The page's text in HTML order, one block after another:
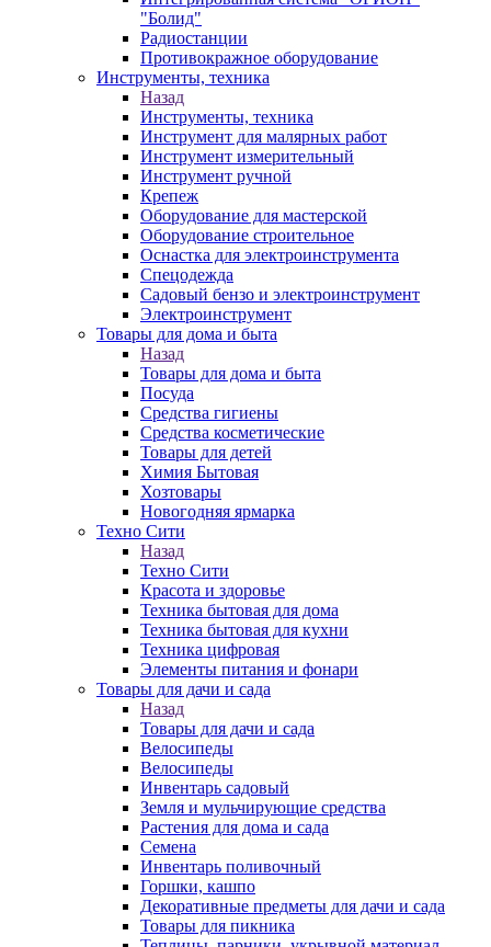
"Болид"
Радиостанции
Противокражное оборудование
Инструменты, техника
Назад
Инструменты, техника
Инструмент для малярных работ
Инструмент измерительный
Инструмент ручной
Крепеж
Оборудование для мастерской
Оборудование строительное
Оснастка для электроинструмента
Спецодежда
Садовый бензо и электроинструмент
Электроинструмент
Товары для дома и быта
Назад
Товары для дома и быта
Посуда
Средства гигиены
Средства косметические
Товары для детей
Химия Бытовая
Хозтовары
Новогодняя ярмарка
Техно Сити
Назад
Техно Сити
Красота и здоровье
Техника бытовая для дома
Техника бытовая для кухни
Техника цифровая
Элементы питания и фонари
Товары для дачи и сада
Назад
Товары для дачи и сада
Велосипеды
Велосипеды
Инвентарь садовый
Земля и мульчирующие средства
Растения для дома и сада
Семена
Инвентарь поливочный
Горшки, кашпо
Декоративные предметы для дачи и сада
Товары для пикника